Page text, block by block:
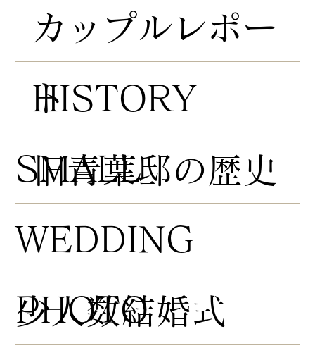
HISTORY
​旧青葉邸の歴史
​カップルレポー
ト
​少人数結婚式
​SMALL
WEDDING
PHOTO